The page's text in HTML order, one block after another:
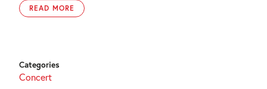
READ MORE
Categories
Concert